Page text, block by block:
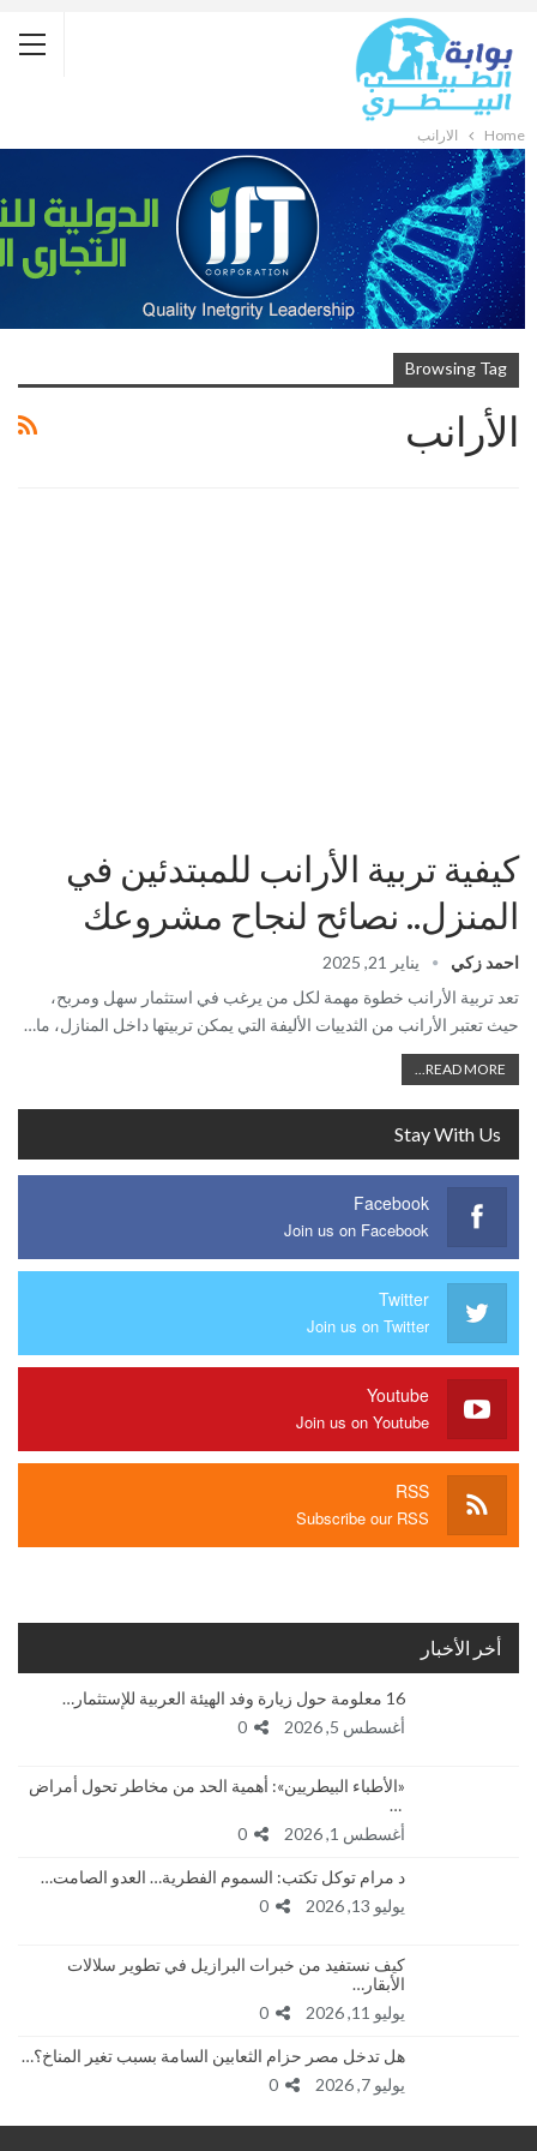
Home الأرانب
Browsing Tag
الأرانب
كيفية تربية الأرانب للمبتدئين في
المنزل.. نصائح لنجاح مشروعك
احمد زكي
يناير 21, 2025
تعد تربية الأرانب خطوة مهمة لكل من يرغب في استثمار سهل ومربح،
حيث تعتبر الأرانب من الثدييات الأليفة التي يمكن تربيتها داخل المنازل، ما…
READ MORE...
Stay With Us
Facebook
Join us on Facebook
Twitter
Join us on Twitter
Youtube
Join us on Youtube
RSS
Subscribe our RSS
أخر الأخبار
16 معلومة حول زيارة وفد الهيئة العربية للإستثمار…
أغسطس 5, 2026
«الأطباء البيطريين»: أهمية الحد من مخاطر تحول أمراض
…
أغسطس 1, 2026
د مرام توكل تكتب: السموم الفطرية… العدو الصامت…
يوليو 13, 2026
كيف نستفيد من خبرات البرازيل في تطوير سلالات
الأبقار…
يوليو 11, 2026
هل تدخل مصر حزام الثعابين السامة بسبب تغير المناخ؟…
يوليو 7, 2026